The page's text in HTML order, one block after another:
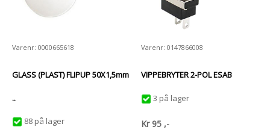
Varenr: 0000665618
GLASS (PLAST) FLIPUP 50X1,5mm
..
88 på lager
Varenr: 0147866008
VIPPEBRYTER 2-POL ESAB
3 på lager
Kr 95 ,-